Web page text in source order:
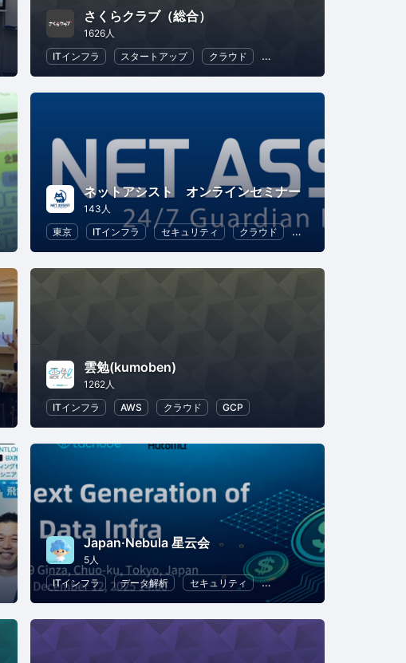
さくらクラブ（総合）
1626人
ITインフラ
スタートアップ クラウド 地域経済と地域社会
情報システム ビジネス戦略
ネットアシスト オンラインセミナー
143人
東京
ITインフラ セキュリティ クラウド IT
雲勉(kumoben)
1262人
ITインフラ
AWS クラウド GCP
Japan·Nebula 星云会
5人
ITインフラ
データ解析 セキュリティ データベース